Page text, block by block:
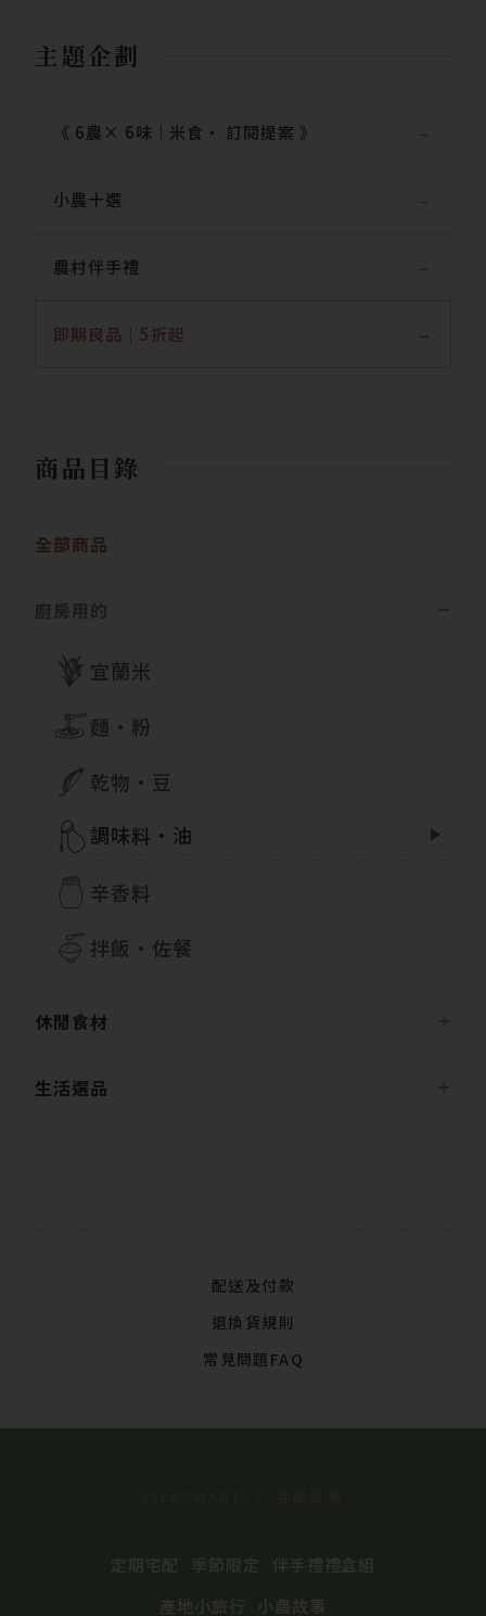
主題企劃
《 6農× 6味｜米食‧ 訂閱提案 》
小農十選
農村伴手禮
即期良品｜5折起
商品目錄
全部商品
廚房用的
宜蘭米
麵・粉
乾物・豆
調味料・油
辛香料
拌飯・佐餐
休閒食材
生活選品
配送及付款
退換貨規則
常見問題FAQ
定期宅配 季節限定
伴手禮禮盒組
產地小旅行
小農故事